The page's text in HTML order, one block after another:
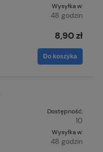
Wysyłka w:
48 godzin
8,90 zł
Do koszyka
Dostępność:
10
Wysyłka w:
48 godzin